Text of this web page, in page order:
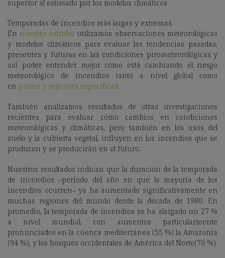
superior al estimado por los modelos climáticos.
Temporadas de incendios más largas y extremas.
En nuestro estudio utilizamos observaciones meteorológicas
y modelos climáticos para evaluar las tendencias pasadas,
presentes y futuras en las condiciones pirometeorológicas y
así poder entender mejor cómo está cambiando el riesgo
meteorológico de incendios tanto a nivel global como
en países y regiones específicas.
También analizamos resultados de otras investigaciones
recientes para evaluar cómo cambios en condiciones
meteorológicas y climáticas, pero también en los usos del
suelo y la cubierta vegetal, influyen en los incendios que se
producen y se producirán en el futuro.
Nuestros resultados indican que la duración de la temporada
de incendios –periodo del año en que la mayoría de los
incendios ocurren– ya ha aumentado significativamente en
muchas regiones del mundo desde la década de 1980. En
promedio, la temporada de incendios se ha alargado un 27 %
a nivel mundial, con aumentos particularmente
pronunciados en la cuenca mediterránea (55 %) la Amazonía
(94 %), y los bosques occidentales de América del Norte(70 %).